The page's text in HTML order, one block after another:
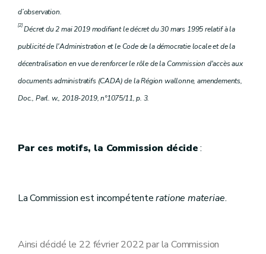
d’observation.
[2]Décret du 2 mai 2019 modifiant le décret du 30 mars 1995 relatif à la
publicité de l'Administration et le Code de la démocratie locale et de la
décentralisation en vue de renforcer le rôle de la Commission d'accès aux
documents administratifs (CADA) de la Région wallonne, amendements,
Doc., Parl. w., 2018-2019, n°1075/11, p. 3.
Par ces motifs, la Commission décide:
La Commission est incompétenteratione materiae.
Ainsi décidé le 22 février 2022 par la Commission